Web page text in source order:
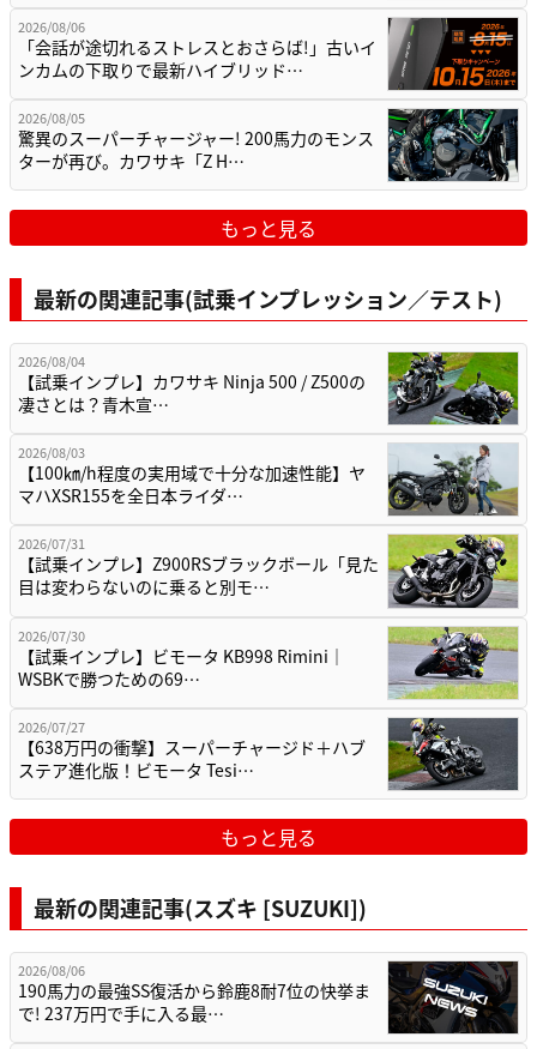
2026/08/06
「会話が途切れるストレスとおさらば!」古いイ
ンカムの下取りで最新ハイブリッド…
2026/08/05
驚異のスーパーチャージャー! 200馬力のモンス
ターが再び。カワサキ「Z H…
もっと見る
最新の関連記事(試乗インプレッション／テスト)
2026/08/04
【試乗インプレ】カワサキ Ninja 500 / Z500の
凄さとは？青木宣…
2026/08/03
【100㎞/h程度の実用域で十分な加速性能】ヤ
マハXSR155を全日本ライダ…
2026/07/31
【試乗インプレ】Z900RSブラックボール「見た
目は変わらないのに乗ると別モ…
2026/07/30
【試乗インプレ】ビモータ KB998 Rimini｜
WSBKで勝つための69…
2026/07/27
【638万円の衝撃】スーパーチャージド＋ハブ
ステア進化版！ビモータ Tesi…
もっと見る
最新の関連記事(スズキ [SUZUKI])
2026/08/06
190馬力の最強SS復活から鈴鹿8耐7位の快挙ま
で! 237万円で手に入る最…